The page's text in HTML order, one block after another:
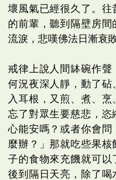
壞風氣已經很久了。
的前輩，聽到隔壁房
流淚，悲嘆佛法日漸衰
戒律上說人間缽碗作聲
何況夜深人靜，動了
入耳根，又煎、煮、烹
忘了對眾生要慈悲，
心能安嗎？或者你會
麼辦？」那就吃些果
子的食物來充饑就可
後到隔日天亮，除了